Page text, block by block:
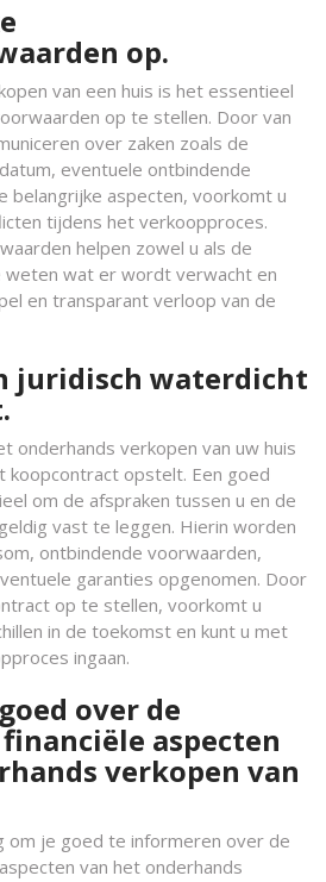
op.
van een huis is het essentieel
op te stellen. Door van
over zaken zoals de
eventuele ontbindende
belangrijke aspecten, voorkomt u
tijdens het verkoopproces.
helpen zowel u als de
wat er wordt verwacht en
en transparant verloop van de
juridisch waterdicht
onderhands verkopen van uw huis
koopcontract opstelt. Een goed
om de afspraken tussen u en de
vast te leggen. Hierin worden
ontbindende voorwaarden,
garanties opgenomen. Door
op te stellen, voorkomt u
in de toekomst en kunt u met
ingaan.
over de
aspecten
verkopen van
om je goed te informeren over de
van het onderhands